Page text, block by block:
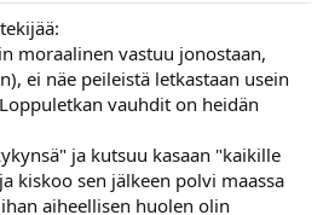
moraalinen vastuu jonostaan,
ei näe peileistä letkastaan usein
vauhdit on heidän
ja kutsuu kasaan "kaikille
kiskoo sen jälkeen polvi maassa
aiheellisen huolen olin